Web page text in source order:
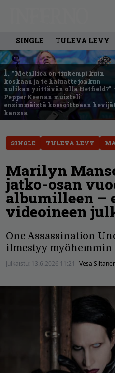
SINGLE TULEVA LEVY
1. ”Metallica on tiukempi kuin
koskaan ja te haluatte jonkun
nulikan yrittävän olla Hetfield?”
Pepper Keenan muisteli
ensimmäistä koesoittoaan
kanssa
SINGLE TULEVA LEVY
Marilyn
jatko-osan
albumilleen –
videoineen
One Assassination
ilmestyy myöhemmin
Julkaistu: 13.6.2026 11:21 Vesa